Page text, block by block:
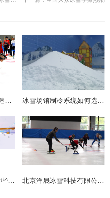
冰雪场馆制冷系统如何选择更节能？从设计到运维的全链路节能指南
北京洋晟冰雪科技有限公司扎根首都北京，是国内领先的室内冰雪场馆建设一站式服务商。